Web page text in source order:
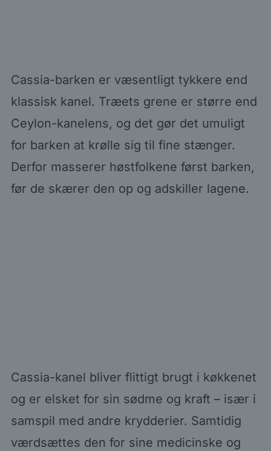
Cassia-barken er væsentligt tykkere end
klassisk kanel. Træets grene er større end
Ceylon-kanelens, og det gør det umuligt
for barken at krølle sig til fine stænger.
Derfor masserer høstfolkene først barken,
før de skærer den op og adskiller lagene.
Cassia-kanel bliver flittigt brugt i køkkenet
og er elsket for sin sødme og kraft – især i
samspil med andre krydderier. Samtidig
værdsættes den for sine medicinske og